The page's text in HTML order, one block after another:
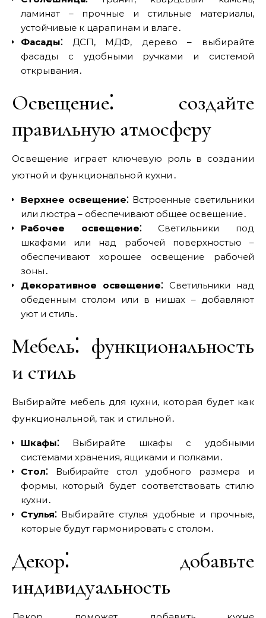
ламинат – прочные и стильные материалы‚
устойчивые к царапинам и влаге․
Фасады⁚ДСП‚ МДФ‚ дерево – выбирайте
фасады с удобными ручками и системой
открывания․
Освещение⁚ создайте
правильную атмосферу
Освещение играет ключевую роль в создании
уютной и функциональной кухни․
Верхнее освещение⁚Встроенные светильники
или люстра – обеспечивают общее освещение․
Рабочее освещение⁚Светильники под
шкафами или над рабочей поверхностью –
обеспечивают хорошее освещение рабочей
зоны․
Декоративное освещение⁚Светильники над
обеденным столом или в нишах – добавляют
уют и стиль․
Мебель⁚ функциональность
и стиль
Выбирайте мебель для кухни‚ которая будет как
функциональной‚ так и стильной․
Шкафы⁚Выбирайте шкафы с удобными
системами хранения‚ ящиками и полками․
Стол⁚Выбирайте стол удобного размера и
формы‚ который будет соответствовать стилю
кухни․
Стулья⁚Выбирайте стулья удобные и прочные‚
которые будут гармонировать с столом․
Декор⁚ добавьте
индивидуальность